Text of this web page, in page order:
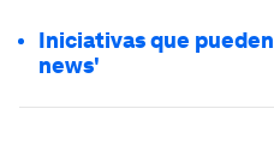
Iniciativas que
news'